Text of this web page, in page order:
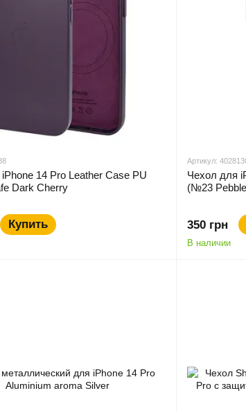
14 Pro Leather Case PU
Dark Cherry
Купить
Артикул:
Чехол для
(№23
350 грн
В наличии